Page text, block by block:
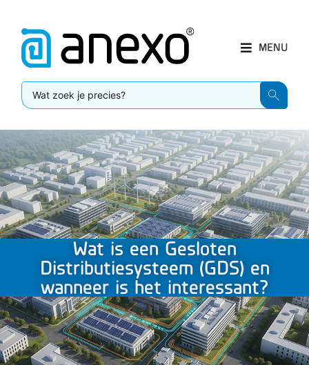
MENU
Wat is een Gesloten
Distributiesysteem (GDS) en
wanneer is het interessant?